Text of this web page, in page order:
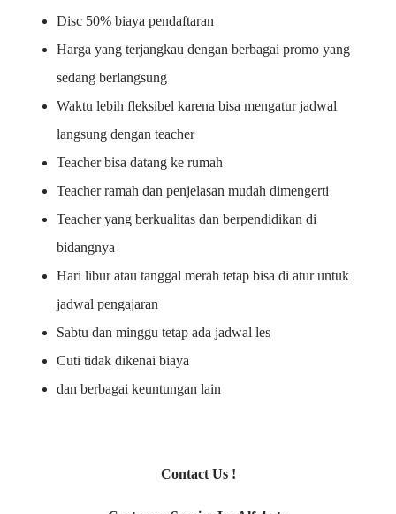
Disc 50% biaya pendaftaran
Harga yang terjangkau dengan berbagai promo yang
sedang berlangsung
Waktu lebih fleksibel karena bisa mengatur jadwal
langsung dengan teacher
Teacher bisa datang ke rumah
Teacher ramah dan penjelasan mudah dimengerti
Teacher yang berkualitas dan berpendidikan di
bidangnya
Hari libur atau tanggal merah tetap bisa di atur untuk
jadwal pengajaran
Sabtu dan minggu tetap ada jadwal les
Cuti tidak dikenai biaya
dan berbagai keuntungan lain
Contact Us !